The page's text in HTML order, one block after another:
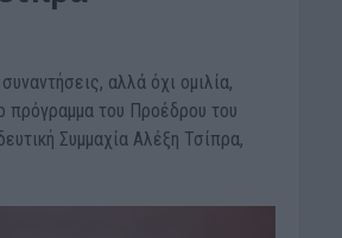
αλλά όχι ομιλία,
πρόγραμμα του Προέδρου του
Συμμαχία Αλέξη Τσίπρα,